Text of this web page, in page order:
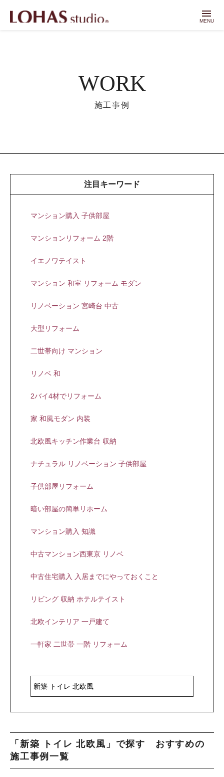
menu
MENU
WORK
施工事例
注目キーワード
マンション購入 子供部屋
マンションリフォーム 2階
イエノワテイスト
マンション 和室 リフォーム モダン
リノベーション 宮崎台 中古
大型リフォーム
二世帯向け マンション
リノベ 和
2バイ4材でリフォーム
家 和風モダン 内装
北欧風キッチン作業台 収納
ナチュラル リノベーション 子供部屋
子供部屋リフォーム
暗い部屋の簡単リホーム
マンション購入 知識
中古マンション西東京 リノベ
中古住宅購入 入居までにやっておくこと
リビング 収納 ホテルテイスト
北欧インテリア 一戸建て
一軒家 二世帯 一階 リフォーム
「新築 トイレ 北欧風」で探す おすすめの
施工事例一覧